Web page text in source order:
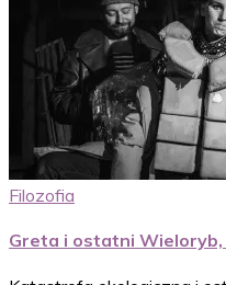
Filozofia
Greta i ostatni